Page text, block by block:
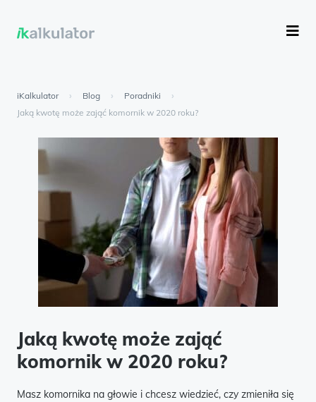
iKalkulator › Blog › Poradniki
›
Jaką kwotę może zająć komornik w 2020 roku?
Jaką kwotę może zająć
komornik w 2020 roku?
Masz komornika na głowie i chcesz wiedzieć, czy zmieniła się